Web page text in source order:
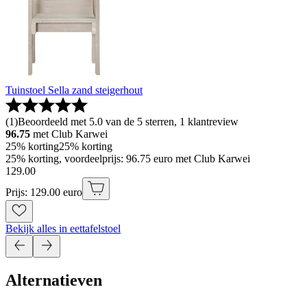
Tuinstoel Sella zand steigerhout
(1)Beoordeeld met 5.0 van de 5 sterren, 1 klantreview
96.75 met Club Karwei
25% korting25% korting
25% korting, voordeelprijs: 96.75 euro met Club Karwei
129.00
Prijs: 129.00 euro
Bekijk alles in eettafelstoel
Alternatieven